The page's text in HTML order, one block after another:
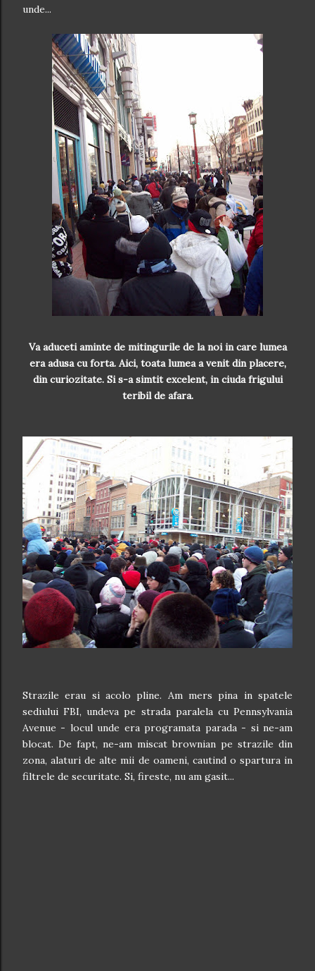
unde...
Va aduceti aminte de mitingurile de la noi in care lumea
era adusa cu forta. Aici, toata lumea a venit din placere,
din curiozitate. Si s-a simtit excelent, in ciuda frigului
teribil de afara.
Strazile erau si acolo pline. Am mers pina in spatele
sediului FBI, undeva pe strada paralela cu Pennsylvania
Avenue - locul unde era programata parada - si ne-am
blocat. De fapt, ne-am miscat brownian pe strazile din
zona, alaturi de alte mii de oameni, cautind o spartura in
filtrele de securitate. Si, fireste, nu am gasit...